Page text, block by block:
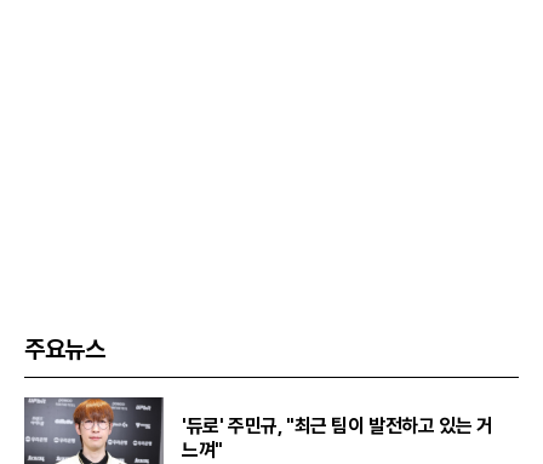
주요뉴스
'듀로' 주민규, "최근 팀이 발전하고 있는 거
느껴"